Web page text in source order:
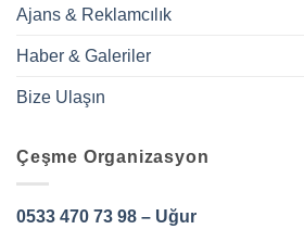
Ajans & Reklamcılık
Haber & Galeriler
Bize Ulaşın
Çeşme Organizasyon
0533 470 73 98 – Uğur